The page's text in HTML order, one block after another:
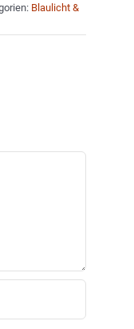
Blaulicht &